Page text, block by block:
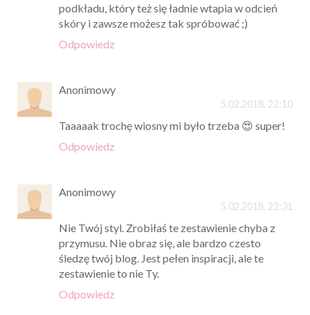
podkładu, który też się ładnie wtapia w odcień
skóry i zawsze możesz tak spróbować ;)
Odpowiedz
Anonimowy
5.02.2018, 22:10
Taaaaak trochę wiosny mi było trzeba 😍 super!
Odpowiedz
Anonimowy
5.02.2018, 22:31
Nie Twój styl. Zrobiłaś te zestawienie chyba z
przymusu. Nie obraz się, ale bardzo czesto
śledzę twój blog. Jest pełen inspiracji, ale te
zestawienie to nie Ty.
Odpowiedz